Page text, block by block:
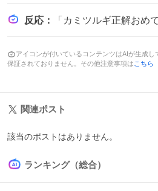
反応 ： 「カミツルギ正解おめでとうございます！！」や「デザインもネームも秀逸すぎるな」などのコメントが多数寄せられ、「カミツルギが完成す
アイコンが付いているコンテンツはAIが生成
保証されておりません。その他注意事項は こちら
関連ポスト
該当のポストはありません。
ランキング（総合）